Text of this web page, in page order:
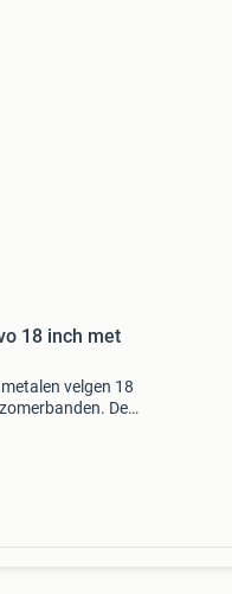
18 inch met
velgen 18
De